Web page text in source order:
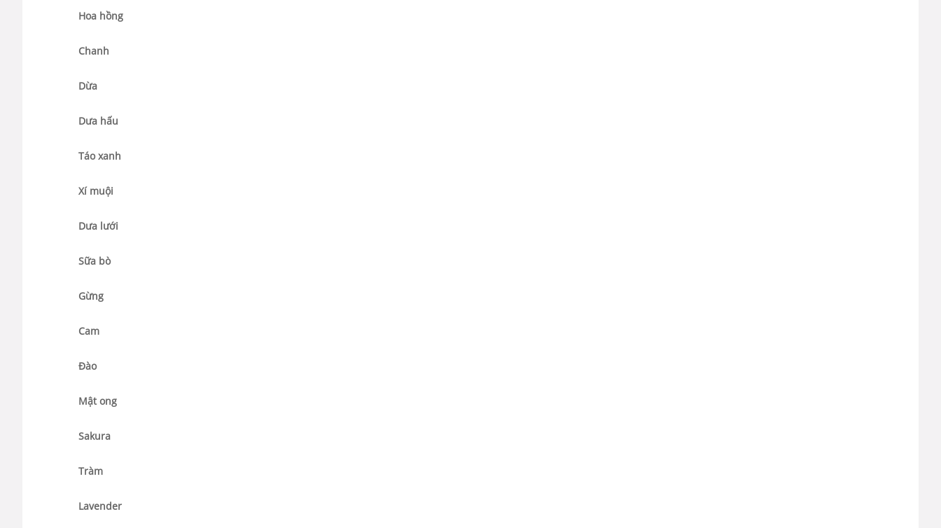
Hoa hồng
Chanh
Dừa
Dưa hấu
Táo xanh
Xí muội
Dưa lưới
Sữa bò
Gừng
Cam
Đào
Mật ong
Sakura
Tràm
Lavender